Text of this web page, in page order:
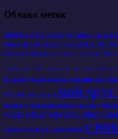
Облако меток
ARGUMENTS & FACTS My Friend - Snow
Антикризисный Ликбез Лондон 2012 Мой
Познания Олимпиада Счастье Твиттер Фэйс
антикризисный спецназ беспредел
правильно как правильно почистить как
кроссворды мелодии мой
музыка недобросовестный маркетинг одна
дружбы п-ф-география пофиг пофигу
словарь терминов и сокращений с